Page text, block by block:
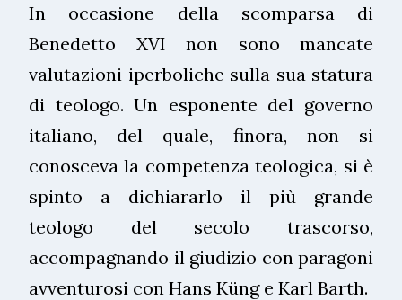
In occasione della scomparsa di
Benedetto XVI non sono mancate
valutazioni iperboliche sulla sua statura
di teologo. Un esponente del governo
italiano, del quale, finora, non si
conosceva la competenza teologica, si è
spinto a dichiararlo il più grande
teologo del secolo trascorso,
accompagnando il giudizio con paragoni
avventurosi con Hans Küng e Karl Barth.